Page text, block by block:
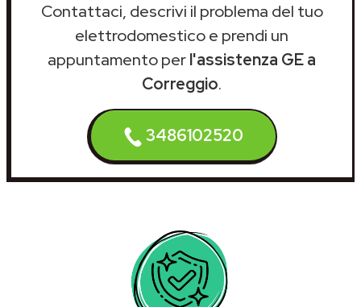
Contattaci, descrivi il problema del tuo
elettrodomestico e prendi un
appuntamento perl'assistenza GE a
Correggio.
3486102520